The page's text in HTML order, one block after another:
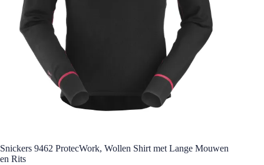
Snickers 9462 ProtecWork, Wollen Shirt met Lange Mouwen
en Rits